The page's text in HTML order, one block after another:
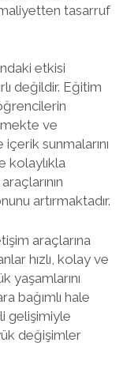
tasarruf
etkisi
değildir. Eğitim
ve
sunmalarını
kolaylıkla
artırmaktadır.
araçlarına
hızlı, kolay ve
yaşamlarını
bağımlı hale
gelişimiyle
değişimler